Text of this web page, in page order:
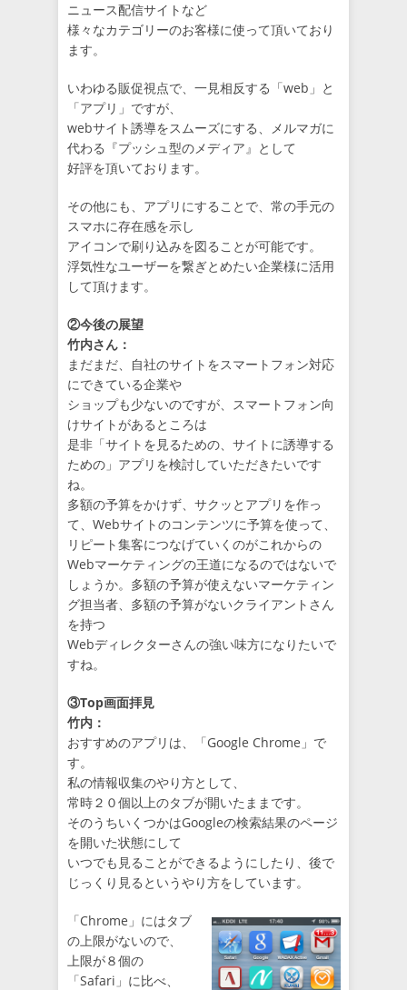
ニュース配信サイトなど
様々なカテゴリーのお客様に使って頂いており
ます。
いわゆる販促視点で、一見相反する「web」と
「アプリ」ですが、
webサイト誘導をスムーズにする、メルマガに
代わる『プッシュ型のメディア』として
好評を頂いております。
その他にも、アプリにすることで、常の手元の
スマホに存在感を示し
アイコンで刷り込みを図ることが可能です。
浮気性なユーザーを繋ぎとめたい企業様に活用
して頂けます。
②今後の展望
竹内さん：
まだまだ、自社のサイトをスマートフォン対応
にできている企業や
ショップも少ないのですが、スマートフォン向
けサイトがあるところは
是非「サイトを見るための、サイトに誘導する
ための」アプリを検討していただきたいです
ね。
多額の予算をかけず、サクッとアプリを作っ
て、Webサイトのコンテンツに予算を使って、
リピート集客につなげていくのがこれからの
Webマーケティングの王道になるのではないで
しょうか。多額の予算が使えないマーケティン
グ担当者、多額の予算がないクライアントさん
を持つ
Webディレクターさんの強い味方になりたいで
すね。
③Top画面拝見
竹内：
おすすめのアプリは、「Google Chrome」で
す。
私の情報収集のやり方として、
常時２０個以上のタブが開いたままです。
そのうちいくつかはGoogleの検索結果のページ
を開いた状態にして
いつでも見ることができるようにしたり、後で
じっくり見るというやり方をしています。
「Chrome」にはタブ
の上限がないので、
上限が８個の
「Safari」に比べ、